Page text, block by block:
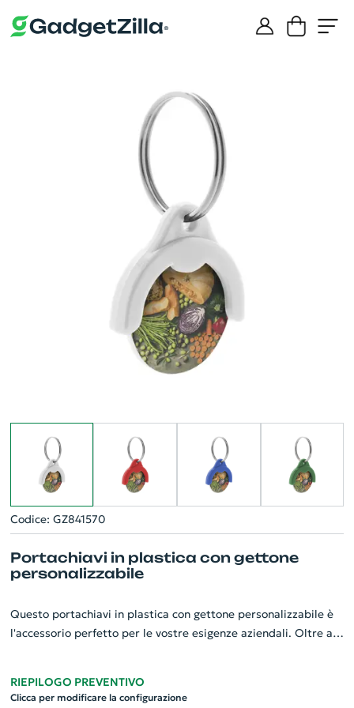
Codice: GZ841570
Portachiavi in plastica con gettone
personalizzabile
Questo portachiavi in plastica con gettone personalizzabile è
l'accessorio perfetto per le vostre esigenze aziendali. Oltre a
personalizzata con il logo o il nome della vostra azienda. Il
RIEPILOGO PREVENTIVO
Clicca per modificare la configurazione